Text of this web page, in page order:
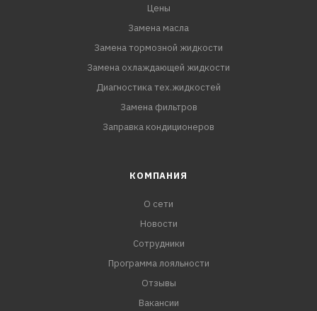
Цены
Замена масла
Замена тормозной жидкости
Замена охлаждающей жидкости
Диагностика тех.жидкостей
Замена фильтров
Заправка кондиционеров
КОМПАНИЯ
О сети
Новости
Сотрудники
Программа лояльности
Отзывы
Вакансии